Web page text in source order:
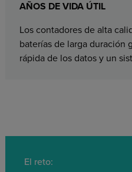
AÑOS DE VIDA ÚTIL
Los contadores de alta
baterías de larga duración
rápida de los datos y un
El reto: